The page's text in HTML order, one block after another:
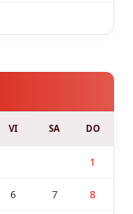
VI SA DO
1
6 7 8